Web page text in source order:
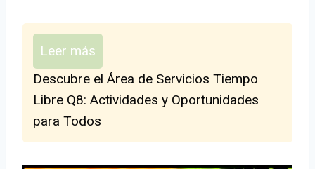
Leer más
Descubre el Área de Servicios Tiempo
Libre Q8: Actividades y Oportunidades
para Todos